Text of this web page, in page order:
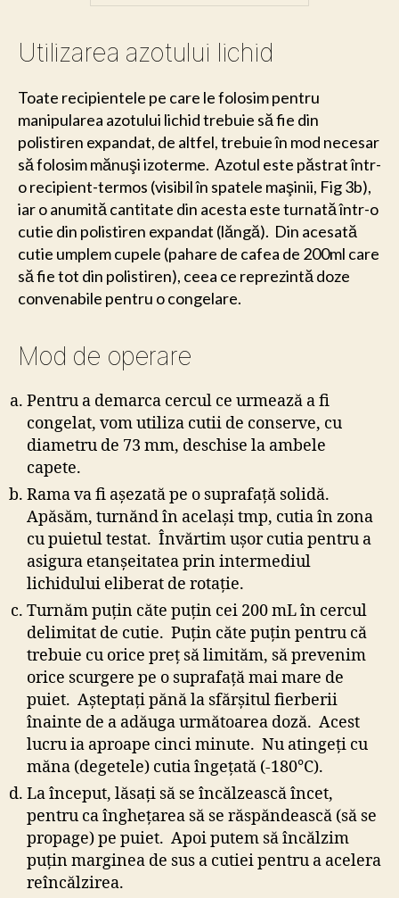
Utilizarea azotului lichid
Toate recipientele pe care le folosim pentru
manipularea azotului lichid trebuie să fie din
polistiren expandat, de altfel, trebuie în mod necesar
să folosim mănuşi izoterme. Azotul este păstrat într-
o recipient-termos (visibil în spatele maşinii, Fig 3b),
iar o anumită cantitate din acesta este turnată într-o
cutie din polistiren expandat (lăngă). Din acesată
cutie umplem cupele (pahare de cafea de 200ml care
să fie tot din polistiren), ceea ce reprezintă doze
convenabile pentru o congelare.
Mod de operare
Pentru a demarca cercul ce urmează a fi
congelat, vom utiliza cutii de conserve, cu
diametru de 73 mm, deschise la ambele
capete.
Rama va fi aşezată pe o suprafaţă solidă.
Apăsăm, turnănd în acelaşi tmp, cutia în zona
cu puietul testat. Învărtim uşor cutia pentru a
asigura etanşeitatea prin intermediul
lichidului eliberat de rotaţie.
Turnăm puţin căte puţin cei 200 mL în cercul
delimitat de cutie. Puţin căte puţin pentru că
trebuie cu orice preţ să limităm, să prevenim
orice scurgere pe o suprafaţă mai mare de
puiet. Aşteptaţi pănă la sfărşitul fierberii
înainte de a adăuga următoarea doză. Acest
lucru ia aproape cinci minute. Nu atingeţi cu
măna (degetele) cutia îngeţată (-180°C).
La început, lăsaţi să se încălzească încet,
pentru ca îngheţarea să se răspăndească (să se
propage) pe puiet. Apoi putem să încălzim
puţin marginea de sus a cutiei pentru a acelera
reîncălzirea.